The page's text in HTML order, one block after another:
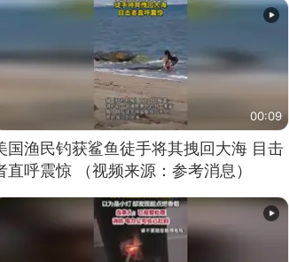
00:09
国渔民钓获鲨鱼徒手将其拽回大海 目击
直呼震惊 （视频来源：参考消息）